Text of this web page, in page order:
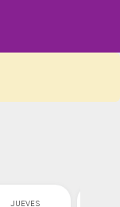
JUEVES